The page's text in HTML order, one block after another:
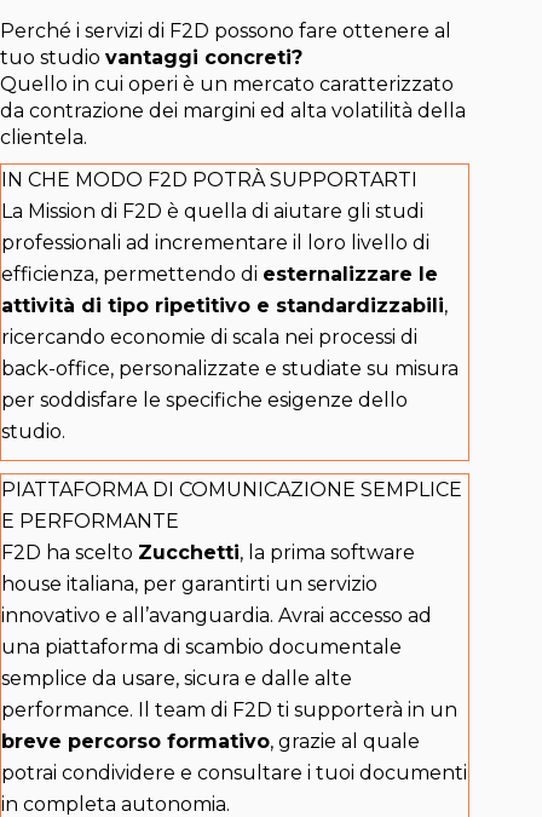
Perché i servizi di F2D possono fare ottenere al
tuo studio vantaggi concreti?
Quello in cui operi è un mercato caratterizzato
da contrazione dei margini ed alta volatilità della
clientela.
IN CHE MODO F2D POTRÀ SUPPORTARTI
La Mission di F2D è quella di aiutare gli studi
professionali ad incrementare il loro livello di
efficienza, permettendo di esternalizzare le
attività di tipo ripetitivo e standardizzabili,
ricercando economie di scala nei processi di
back-office, personalizzate e studiate su misura
per soddisfare le specifiche esigenze dello
studio.
PIATTAFORMA DI COMUNICAZIONE SEMPLICE
E PERFORMANTE
F2D ha scelto Zucchetti, la prima software
house italiana, per garantirti un servizio
innovativo e all’avanguardia. Avrai accesso ad
una piattaforma di scambio documentale
semplice da usare, sicura e dalle alte
performance. Il team di F2D ti supporterà in un
breve percorso formativo, grazie al quale
potrai condividere e consultare i tuoi documenti
in completa autonomia.